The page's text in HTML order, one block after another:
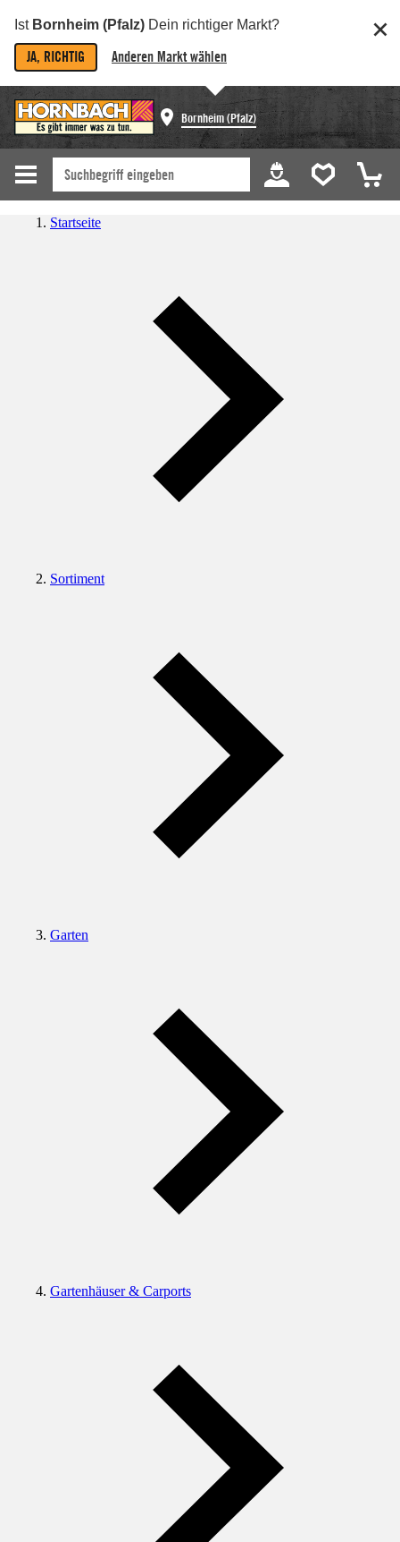
Ist Bornheim (Pfalz) Dein richtiger Markt?
JA, RICHTIG Anderen Markt wählen
Bornheim (Pfalz)
Startseite
Sortiment
Garten
Gartenhäuser & Carports